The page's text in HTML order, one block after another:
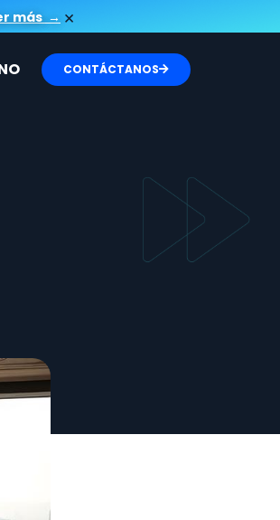
más → ×
CONTÁCTANOS